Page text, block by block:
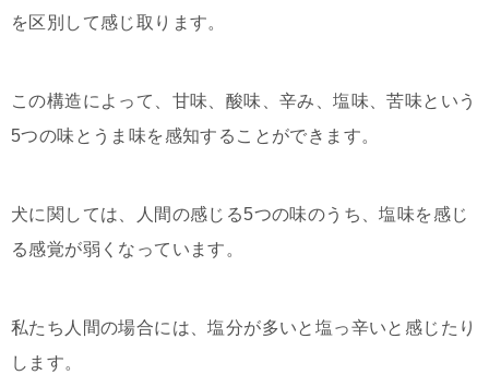
を区別して感じ取ります。
この構造によって、甘味、酸味、辛み、塩味、苦味という
5つの味とうま味を感知することができます。
犬に関しては、人間の感じる5つの味のうち、塩味を感じ
る感覚が弱くなっています。
私たち人間の場合には、塩分が多いと塩っ辛いと感じたり
します。